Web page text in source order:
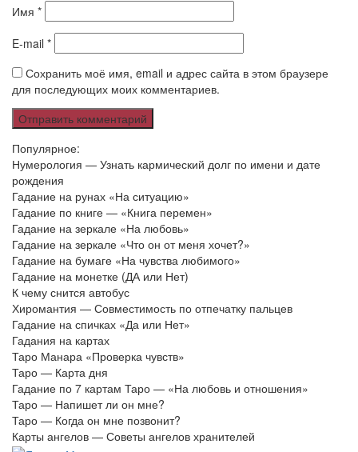
Имя *
E-mail *
Сохранить моё имя, email и адрес сайта в этом браузере
для последующих моих комментариев.
Популярное:
Нумерология — Узнать кармический долг по имени и дате
рождения
Гадание на рунах «На ситуацию»
Гадание по книге — «Книга перемен»
Гадание на зеркале «На любовь»
Гадание на зеркале «Что он от меня хочет?»
Гадание на бумаге «На чувства любимого»
Гадание на монетке (ДА или Нет)
К чему снится автобус
Хиромантия — Совместимость по отпечатку пальцев
Гадание на спичках «Да или Нет»
Гадания на картах
Таро Манара «Проверка чувств»
Таро — Карта дня
Гадание по 7 картам Таро — «На любовь и отношения»
Таро — Напишет ли он мне?
Таро — Когда он мне позвонит?
Карты ангелов — Советы ангелов хранителей